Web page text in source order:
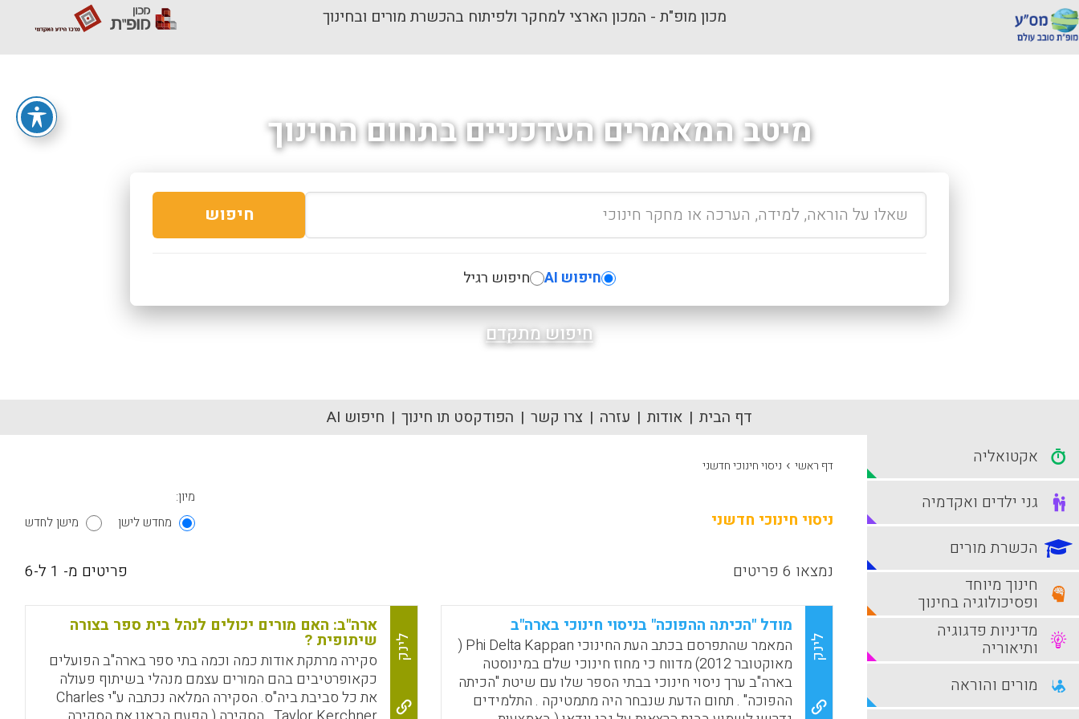
מכון מופ"ת - המכון הארצי למחקר ולפיתוח בהכשרת מורים ובחינוך
מיטב המאמרים העדכניים בתחום החינוך
חיפוש
חיפוש AI חיפוש רגיל
חיפוש מתקדם
דף הבית אודות עזרה צרו קשר הפודקסט תו חינוך חיפוש AI
דף ראשי › ניסוי חינוכי חדשני
ניסוי חינוכי חדשני
מיון:
מחדש לישן
מישן לחדש
נמצאו 6 פריטים פריטים מ- 1 ל-6
לינק
מודל "הכיתה ההפוכה" בניסוי חינוכי בארה"ב
המאמר שהתפרסם בכתב העת החינוכי Phi Delta Kappan (
מאוקטובר 2012) מדווח כי מחוז חינוכי שלם במינוסטה
בארה"ב ערך ניסוי חינוכי בבתי הספר שלו עם שיטת "הכיתה
ההפוכה" . תחום הדעת שנבחר היה מתמטיקה . התלמידים
לינק
ארה"ב: האם מורים יכולים לנהל בית ספר בצורה
שיתופית ?
סקירה מרתקת אודות כמה וכמה בתי ספר בארה"ב הפועלים
כקאופרטיבים בהם המורים עצמם מנהלי בשיתוף פעולה
את כל סביבת ביה"ס. הסקירה המלאה נכתבה ע"י Charles
אקטואליה
גני ילדים ואקדמיה
הכשרת מורים
חינוך מיוחד
ופסיכולוגיה בחינוך
מדיניות פדגוגיה
ותיאוריה
מורים והוראה